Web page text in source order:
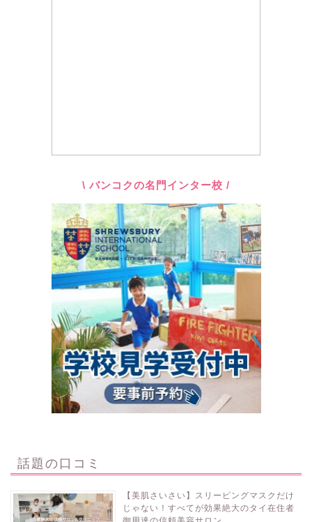
\ バンコクの名門インター校 /
話題の口コミ
【美肌さいさい】スリーピングマスクだけ
じゃない！すべてが効果絶大のタイ在住者